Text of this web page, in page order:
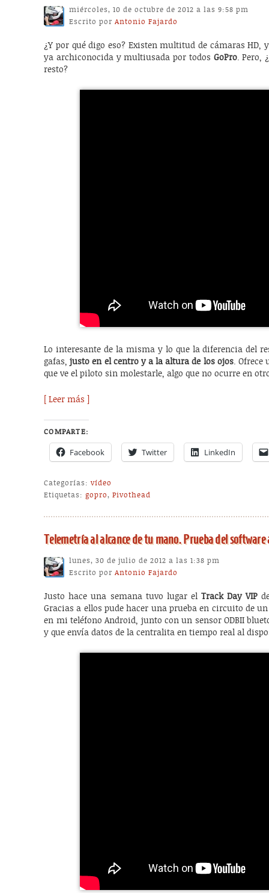
miércoles, 10 de octubre de 2012 a las 9:58 pm
Escrito porAntonio Fajardo
¿Y por qué digo eso? Existen multitud de cámaras HD,
ya archiconocida y multiusada por todos GoPro. Pero,
resto?
Lo interesante de la misma y lo que la diferencia del
gafas,justo en el centro y a la altura de los ojos. Ofrece
que ve el piloto sin molestarle, algo que no ocurre en
[ Leer más ]
COMPARTE:
Facebook Twitter LinkedIn
Categorías: vídeo
Etiquetas: gopro,Pivothead
Telemetría al alcance de tu mano. Prueba del software
lunes, 30 de julio de 2012 a las 1:38 pm
Escrito porAntonio Fajardo
Justo hace una semana tuvo lugar el Track Day VIP
Gracias a ellos pude hacer una prueba en circuito de
en mi teléfono Android, junto con un sensor ODBII
y que envía datos de la centralita en tiempo real al